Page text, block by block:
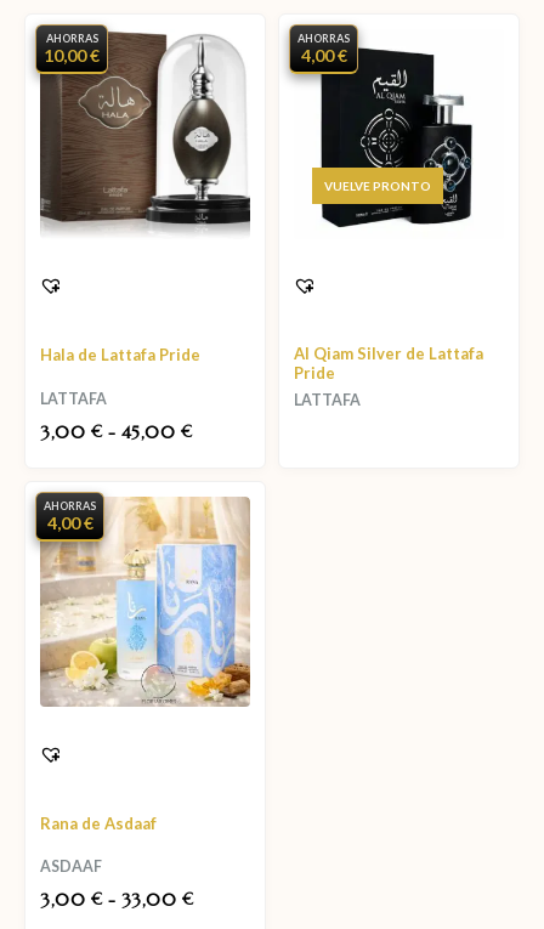
AHORRAS
10,00 €
Hala de Lattafa Pride
LATTAFA
3,00 € - 45,00 €
AHORRAS
4,00 €
AGOTADO
Al Qiam Silver de Lattafa
Pride
LATTAFA
AHORRAS
4,00 €
Rana de Asdaaf
ASDAAF
3,00 € - 33,00 €